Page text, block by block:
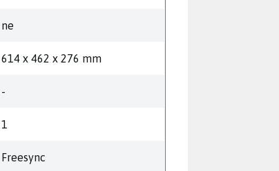
ne
614 x 462 x 276 mm
-
1
Freesync